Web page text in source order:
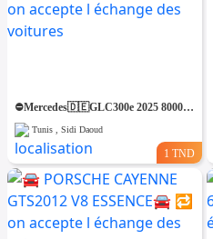
⛔️Mercedes🇩🇪GLC300e 2025 8000km 4matic⛔️ 🔁 on accepte l échange des voitures
Tunis , Sidi Daoud
1 TND